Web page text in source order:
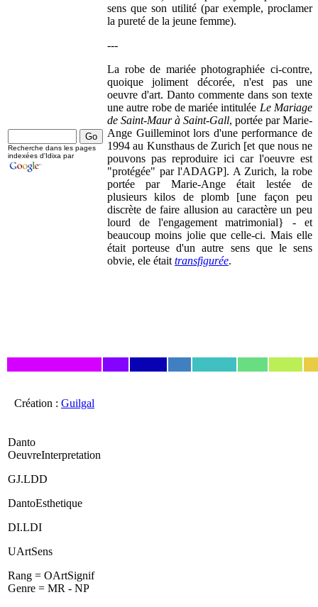
sens que son utilité (par exemple, proclamer
la pureté de la jeune femme).
---
La robe de mariée photographiée ci-contre,
quoique joliment décorée, n'est pas une
oeuvre d'art. Danto commente dans son texte
une autre robe de mariée intitulée Le Mariage
de Saint-Maur à Saint-Gall, portée par Marie-
Ange Guilleminot lors d'une performance de
1994 au Kunsthaus de Zurich [et que nous ne
pouvons pas reproduire ici car l'oeuvre est
"protégée" par l'ADAGP]. A Zurich, la robe
portée par Marie-Ange était lestée de
plusieurs kilos de plomb [une façon peu
discrète de faire allusion au caractère un peu
lourd de l'engagement matrimonial} - et
beaucoup moins jolie que celle-ci. Mais elle
était porteuse d'un autre sens que le sens
obvie, ele était transfigurée.
Recherche dans les pages
indexées d'Idixa par
Création : Guilgal
Danto
OeuvreInterpretation
GJ.LDD
DantoEsthetique
DI.LDI
UArtSens
Rang = OArtSignif
Genre = MR - NP